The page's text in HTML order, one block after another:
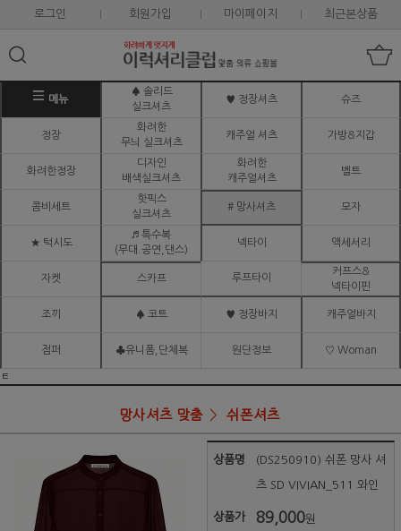
로그인 회원가입 마이페이지 최근본상품
메뉴
♠ 솔리드
실크셔츠
♥ 정장셔츠 슈즈
정장
화려한
무늬 실크셔츠
캐주얼 셔츠 가방&지갑
화려한정장
디자인
배색실크셔츠
화려한
캐주얼셔츠
벨트
콤비세트
핫픽스
실크셔츠
# 망사셔츠 모자
★ 턱시도
♬ 특수복
(무대.공연,댄스)
넥타이 액세서리
자켓 스카프 루프타이
커프스&
넥타이핀
조끼 ♠ 코트 ♥ 정장바지 캐주얼바지
점퍼 ♣유니폼,단체복 원단정보 ♡ Woman
ㅌ
망사셔츠 맞춤 쉬폰셔츠
상품명 (DS250910) 쉬폰 망사 셔
츠 SD VIVIAN_511 와인
상품가 89,000원